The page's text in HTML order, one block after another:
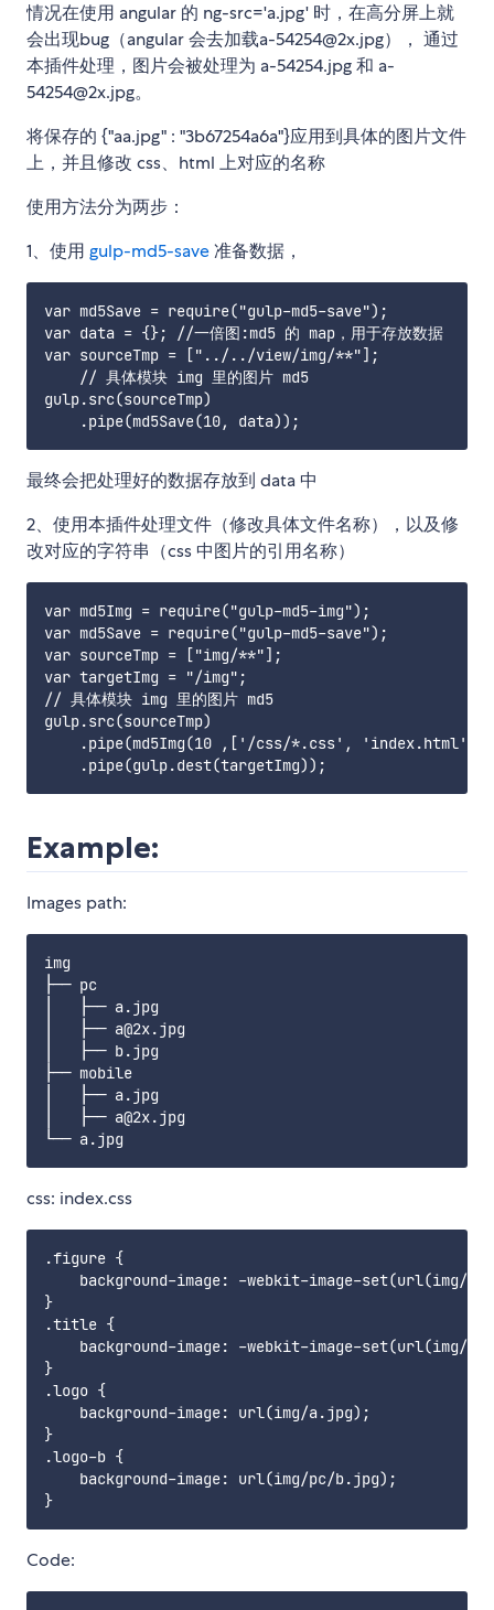
情况在使用 angular 的 ng-src='a.jpg' 时，在高分屏上就
会出现bug（angular 会去加载a-54254@2x.jpg）， 通过
本插件处理，图片会被处理为 a-54254.jpg 和 a-
54254@2x.jpg。
将保存的 {"aa.jpg" : "3b67254a6a"}应用到具体的图片文件
上，并且修改 css、html 上对应的名称
使用方法分为两步：
1、使用 gulp-md5-save准备数据，
var md5Save = require("gulp-md5-save");
var data = {}; //一倍图:md5 的 map，用于存放数据
var sourceTmp = ["../../view/img/**"];
    // 具体模块 img 里的图片 md5
gulp.src(sourceTmp)
最终会把处理好的数据存放到 data 中
2、使用本插件处理文件（修改具体文件名称），以及修
改对应的字符串（css 中图片的引用名称）
var md5Img = require("gulp-md5-img");
var md5Save = require("gulp-md5-save");
var sourceTmp = ["img/**"];
var targetImg = "/img";
// 具体模块 img 里的图片 md5
gulp.src(sourceTmp)
.pipe(md5Img(10 ,['/css/*.css', 'index.html',
Example:
Images path:
img
├── pc
│   ├── a.jpg
│   ├── a@2x.jpg
│   ├── b.jpg
├── mobile
│   ├── a.jpg
│   ├── a@2x.jpg
css: index.css
.figure {
background-image: -webkit-image-set(url(img/
}
.title {
background-image: -webkit-image-set(url(img/mobile/a.png) 1x,
}
.logo {
    background-image: url(img/a.jpg);
}
.logo-b {
    background-image: url(img/pc/b.jpg);
Code: